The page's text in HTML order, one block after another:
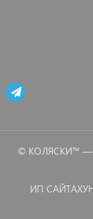
© КОЛЯСКИ™ —
ИП